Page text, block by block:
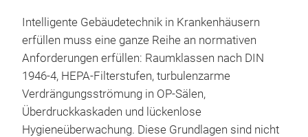
Intelligente Gebäudetechnik in Krankenhäusern
erfüllen muss eine ganze Reihe an normativen
Anforderungen erfüllen: Raumklassen nach DIN
1946-4, HEPA-Filterstufen, turbulenzarme
Verdrängungsströmung in OP-Sälen,
Überdruckkaskaden und lückenlose
Hygieneüberwachung. Diese Grundlagen sind nicht